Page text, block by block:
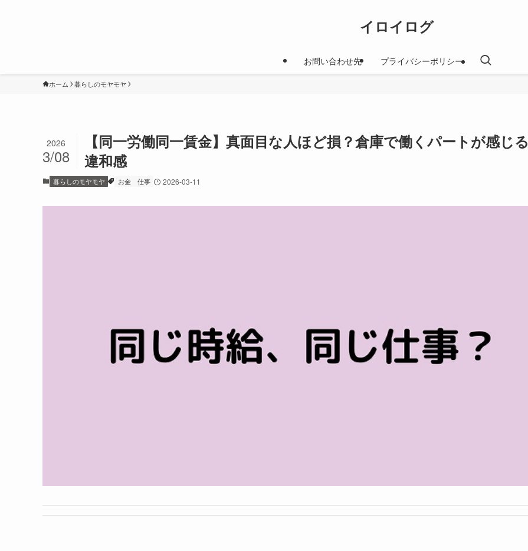
イロイログ
お問い合わせ先 プライバシーポリシー
ホーム 暮らしのモヤモヤ
【同一労働同一賃金】真面目な人ほど損？倉庫で働くパートが感じる
違和感
2026
3/08
暮らしのモヤモヤ お金 仕事 2026-03-11